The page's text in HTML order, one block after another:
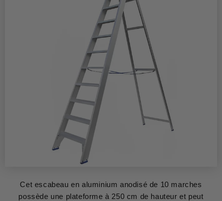
Cet escabeau en aluminium anodisé de 10 marches
possède une plateforme à 250 cm de hauteur et peut